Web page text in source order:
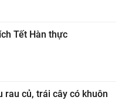
Tết Hàn thực
rau củ, trái cây có khuôn